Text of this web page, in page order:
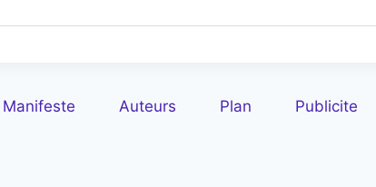
Manifeste Auteurs Plan Publicite